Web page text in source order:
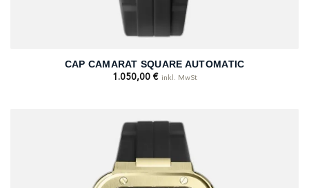
CAP CAMARAT SQUARE AUTOMATIC
1.050,00 € inkl. MwSt